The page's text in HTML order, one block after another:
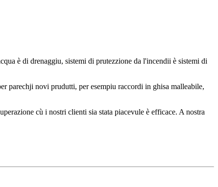
è di drenaggiu, sistemi di prutezzione da l'incendii è sistemi di
parechji novi prudutti, per esempiu raccordi in ghisa malleabile,
cù i nostri clienti sia stata piacevule è efficace. A nostra